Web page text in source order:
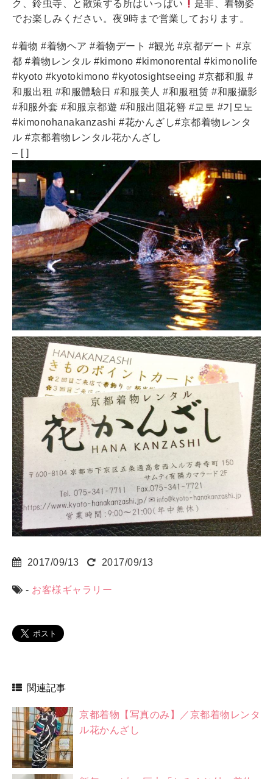
ク、鈴虫寺、と散策する所はいっぱい
是非、着物姿
でお楽しみください。夜9時まで営業しております。
#着物 #着物ヘア #着物デート #観光 #京都デート #京
都 #着物レンタル #kimono #kimonorental #kimonolife
#kyoto #kyotokimono #kyotosightseeing #京都和服 #
和服出租 #和服體驗日 #和服美人 #和服租赁 #和服攝影
#和服外套 #和服京都遊 #和服出阻花簪 #교토 #기모노
#kimonohanakanzashi #花かんざし#京都着物レンタ
ル #京都着物レンタル花かんざし
– [ ]
2017/09/13 2017/09/13
- お客様ギャラリー
関連記事
京都着物【写真のみ】／京都着物レンタ
ル花かんざし